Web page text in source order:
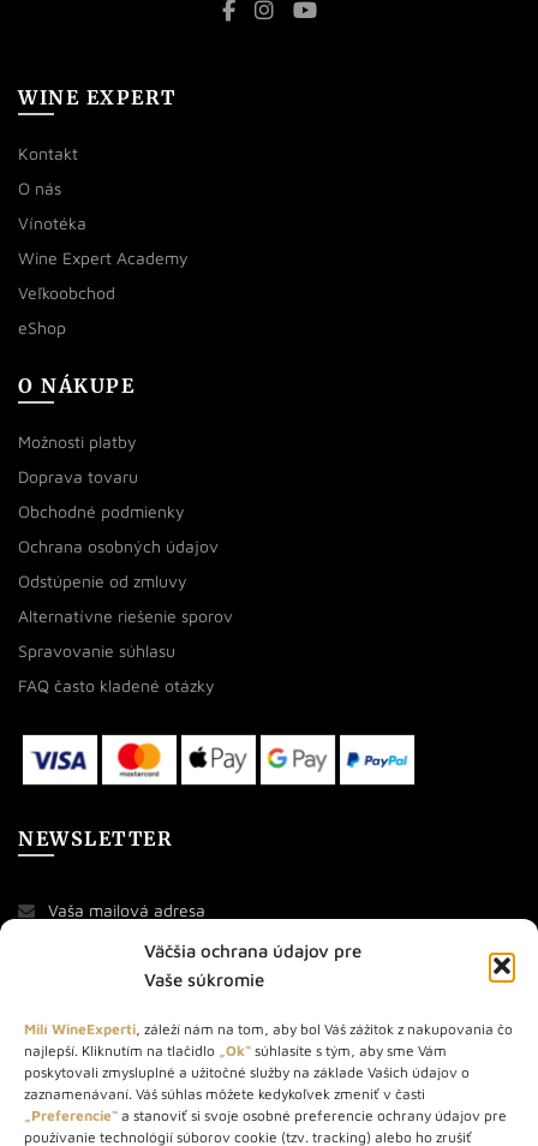
Väčšia ochrana údajov pre
Vaše súkromie
Milí WineExperti, záleží nám na tom, aby bol Váš zážitok z nakupovania čo
najlepší. Kliknutím na tlačidlo „Ok“ súhlasíte s tým, aby sme Vám
poskytovali zmysluplné a užitočné služby na základe Vašich údajov o
zaznamenávaní. Váš súhlas môžete kedykoľvek zmeniť v časti
„Preferencie“ a stanoviť si svoje osobné preferencie ochrany údajov pre
používanie technológií súborov cookie (tzv. tracking) alebo ho zrušiť
WINE EXPERT
Kontakt
O nás
Vínotéka
Wine Expert Academy
Veľkoobchod
eShop
O NÁKUPE
Možnosti platby
Doprava tovaru
Obchodné podmienky
Ochrana osobných údajov
Odstúpenie od zmluvy
Alternatívne riešenie sporov
Spravovanie súhlasu
FAQ často kladené otázky
NEWSLETTER
O NÁS
STORE – obchod s vínom a destilátmi od roku 2010. Na našej